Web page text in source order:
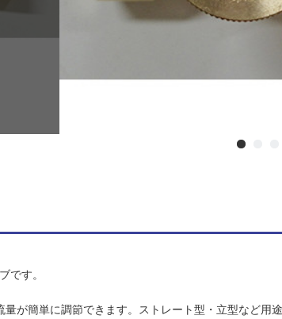
です。
が簡単に調節できます。ストレート型・立型など用